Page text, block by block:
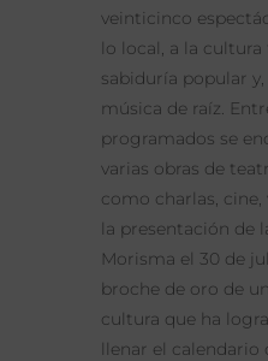
veinticinco
lo local, a la cultura
sabiduría popular
música de raíz.
programados se
varias obras de
como charlas,
la presentación de
Morisma el 30 de
broche de oro de
cultura que ha
llenar el calendario